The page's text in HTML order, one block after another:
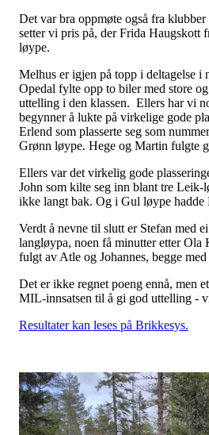
Det var bra oppmøte også fra
setter vi pris på, der Frida
løype.
Melhus er igjen på topp i deltagelse i
Opedal fylte opp to biler med store
uttelling i den klassen. Ellers har vi
begynner å lukte på virkelige gode
Erlend som plasserte seg som
Grønn løype. Hege og Martin fulgte
Ellers var det virkelig gode
John som kilte seg inn blant tre
ikke langt bak. Og i Gul løype hadde
Verdt å nevne til slutt er Stefan med
langløypa, noen få minutter etter Ola
fulgt av Atle og Johannes, begge
Det er ikke regnet poeng ennå, men
MIL-innsatsen til å gi god uttelling -
Resultater kan leses på Brikkesys.